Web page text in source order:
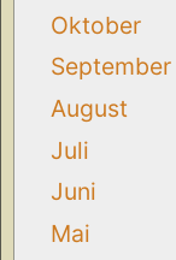
Oktober
September
August
Juli
Juni
Mai